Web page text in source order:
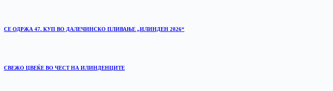
СЕ ОДРЖА 47. КУП ВО ДАЛЕЧИНСКО ПЛИВАЊЕ „ИЛИНДЕН 2026“
‎СВЕЖО ЦВЕЌЕ ВО ЧЕСТ НА ИЛИНДЕНЦИТЕ